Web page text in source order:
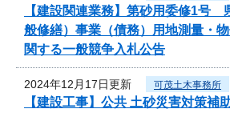
【建設関連業務】第砂用委修1号
般修繕）事業（債務）用地測量・
関する一般競争入札公告
2024年12月17日更新 可茂土木事務所
【建設工事】公共 土砂災害対策